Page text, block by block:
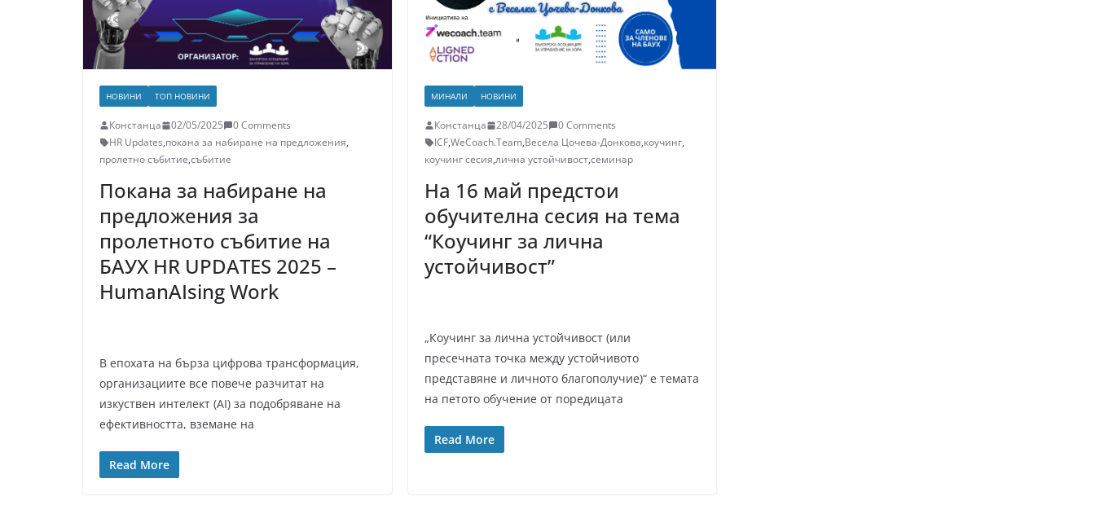
НОВИНИ ТОП НОВИНИ
Констанца 02/05/2025
0 Comments
HR Updates,покана за набиране на предложения,
пролетно събитие,събитие
Покана за набиране на
предложения за
пролетното събитие на
БАУХ HR UPDATES 2025 –
HumanAIsing Work
В епохата на бърза цифрова трансформация,
организациите все повече разчитат на
изкуствен интелект (AI) за подобряване на
ефективността, вземане на
Read More
МИНАЛИ НОВИНИ
Констанца 28/04/2025
0 Comments
ICF,WeCoach.Team,Весела Цочева-Донкова,коучинг,
коучинг сесия,лична устойчивост,семинар
На 16 май предстои
обучителна сесия на тема
“Коучинг за лична
устойчивост”
„Коучинг за лична устойчивост (или
пресечната точка между устойчивото
представяне и личното благополучие)“ е темата
на петото обучение от поредицата
Read More